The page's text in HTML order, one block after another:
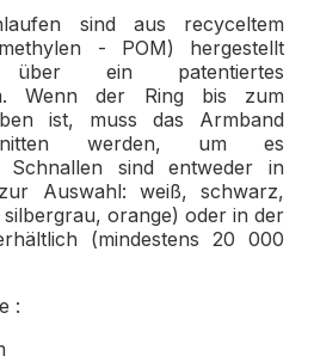
sind aus recyceltem
- POM) hergestellt
ein patentiertes
Wenn der Ring bis zum
ist, muss das Armband
werden, um es
Schnallen sind entweder in
Auswahl: weiß, schwarz,
orange) oder in der
(mindestens 20 000
: